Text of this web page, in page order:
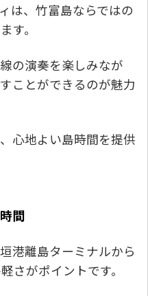
は、竹富島ならではの
す。
の演奏を楽しみなが
ことができるのが魅力
心地よい島時間を提供
間
港離島ターミナルから
さがポイントです。